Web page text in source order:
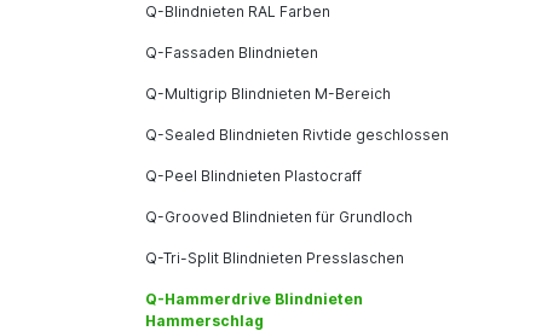
Q-Blindnieten RAL Farben
Q-Fassaden Blindnieten
Q-Multigrip Blindnieten M-Bereich
Q-Sealed Blindnieten Rivtide geschlossen
Q-Peel Blindnieten Plastocraff
Q-Grooved Blindnieten für Grundloch
Q-Tri-Split Blindnieten Presslaschen
Q-Hammerdrive Blindnieten
Hammerschlag